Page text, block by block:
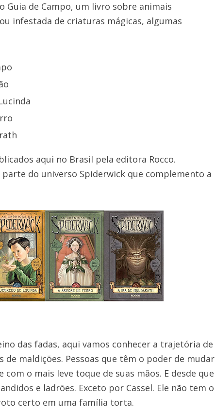
Guia de Campo, um livro sobre animais
infestada de criaturas mágicas, algumas
aqui no Brasil pela editora Rocco.
do universo Spiderwick que complemento a
das fadas, aqui vamos conhecer a trajetória de
de maldições. Pessoas que têm o poder de mudar
o mais leve toque de suas mãos. E desde que
e ladrões. Exceto por Cassel. Ele não tem o
certo em uma família torta.